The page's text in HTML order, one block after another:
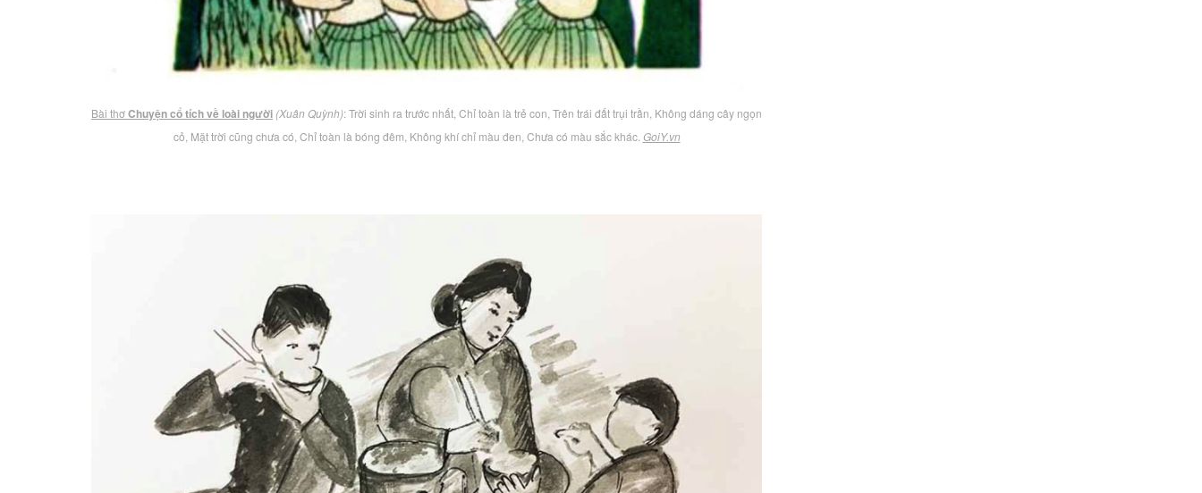
Bài thơChuyện cổ tích về loài người (Xuân Quỳnh): Trời sinh ra trước nhất, Chỉ toàn là trẻ con, Trên trái đất trụi trần, Không dáng cây ngọn
cỏ, Mặt trời cũng chưa có, Chỉ toàn là bóng đêm, Không khí chỉ màu đen, Chưa có màu sắc khác. GoiY.vn